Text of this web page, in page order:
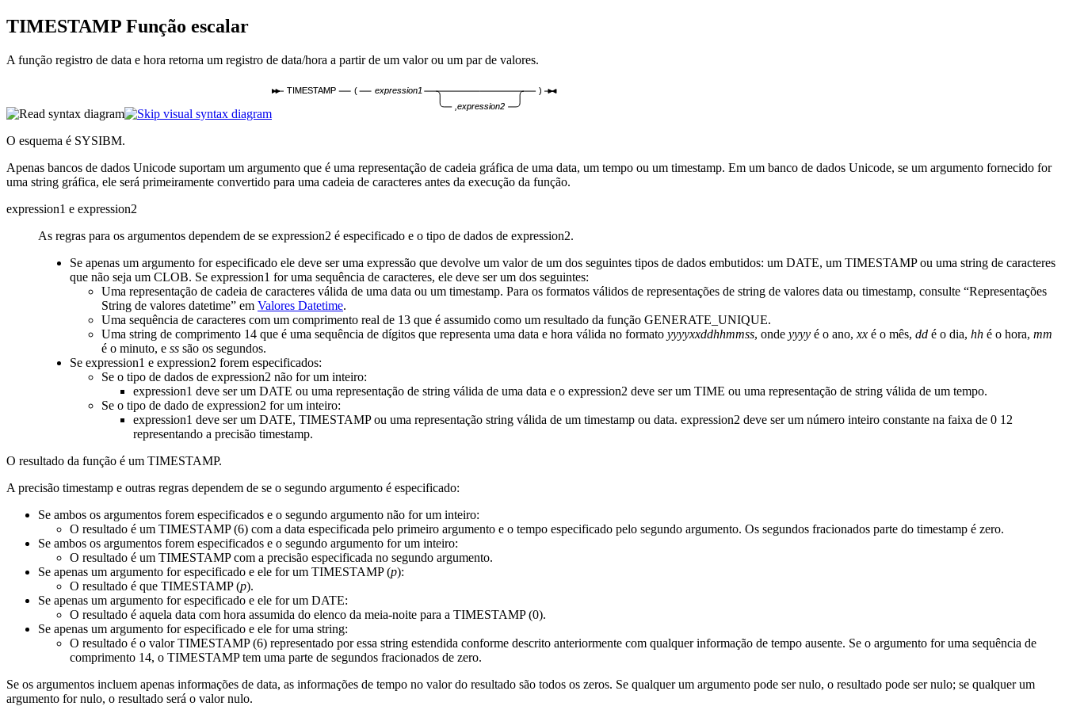
TIMESTAMP Função escalar
A função registro de data e hora retorna um registro de data/hora a partir de um valor ou um par de valores.
TIMESTAMP ( expression1
,expression2
)
O esquema é SYSIBM.
Apenas bancos de dados Unicode suportam um argumento que é uma representação de cadeia gráfica de uma data, um tempo ou um timestamp. Em um banco de dados Unicode, se um argumento fornecido for
uma string gráfica, ele será primeiramente convertido para uma cadeia de caracteres antes da execução da função.
expression1 e expression2
As regras para os argumentos dependem de se expression2 é especificado e o tipo de dados de expression2.
Se apenas um argumento for especificado ele deve ser uma expressão que devolve um valor de um dos seguintes tipos de dados embutidos: um DATE, um TIMESTAMP ou uma string de caracteres
que não seja um CLOB. Se expression1 for uma sequência de caracteres, ele deve ser um dos seguintes:
Uma representação de cadeia de caracteres válida de uma data ou um timestamp. Para os formatos válidos de representações de string de valores data ou timestamp, consulte
Representações
String de valores datetime
em Valores Datetime.
Uma sequência de caracteres com um comprimento real de 13 que é assumido como um resultado da função GENERATE_UNIQUE.
Uma string de comprimento 14 que é uma sequência de dígitos que representa uma data e hora válida no formato yyyyxxddhhmmss, onde yyyy é o ano, xx é o mês, dd é o dia, hh é o hora, mm
é o minuto, e ss são os segundos.
Se expression1 e expression2 forem especificados:
Se o tipo de dados de expression2 não for um inteiro:
expression1 deve ser um DATE ou uma representação de string válida de uma data e o expression2 deve ser um TIME ou uma representação de string válida de um tempo.
Se o tipo de dado de expression2 for um inteiro:
expression1 deve ser um DATE, TIMESTAMP ou uma representação string válida de um timestamp ou data. expression2 deve ser um número inteiro constante na faixa de 0 12
representando a precisão timestamp.
O resultado da função é um TIMESTAMP.
A precisão timestamp e outras regras dependem de se o segundo argumento é especificado:
Se ambos os argumentos forem especificados e o segundo argumento não for um inteiro:
O resultado é um TIMESTAMP (6) com a data especificada pelo primeiro argumento e o tempo especificado pelo segundo argumento. Os segundos fracionados parte do timestamp é zero.
Se ambos os argumentos forem especificados e o segundo argumento for um inteiro:
O resultado é um TIMESTAMP com a precisão especificada no segundo argumento.
Se apenas um argumento for especificado e ele for um TIMESTAMP (p):
O resultado é que TIMESTAMP (p).
Se apenas um argumento for especificado e ele for um DATE:
O resultado é aquela data com hora assumida do elenco da meia-noite para a TIMESTAMP (0).
Se apenas um argumento for especificado e ele for uma string:
O resultado é o valorTIMESTAMP (6) representado por essa string estendida conforme descrito anteriormente com qualquer informação de tempo ausente. Se o argumento for uma sequência de
comprimento 14, o TIMESTAMP tem uma parte de segundos fracionados de zero.
Se os argumentos incluem apenas informações de data, as informações de tempo no valor do resultado são todos os zeros. Se qualquer um argumento pode ser nulo, o resultado pode ser nulo; se qualquer um
argumento for nulo, o resultado será o valor nulo.